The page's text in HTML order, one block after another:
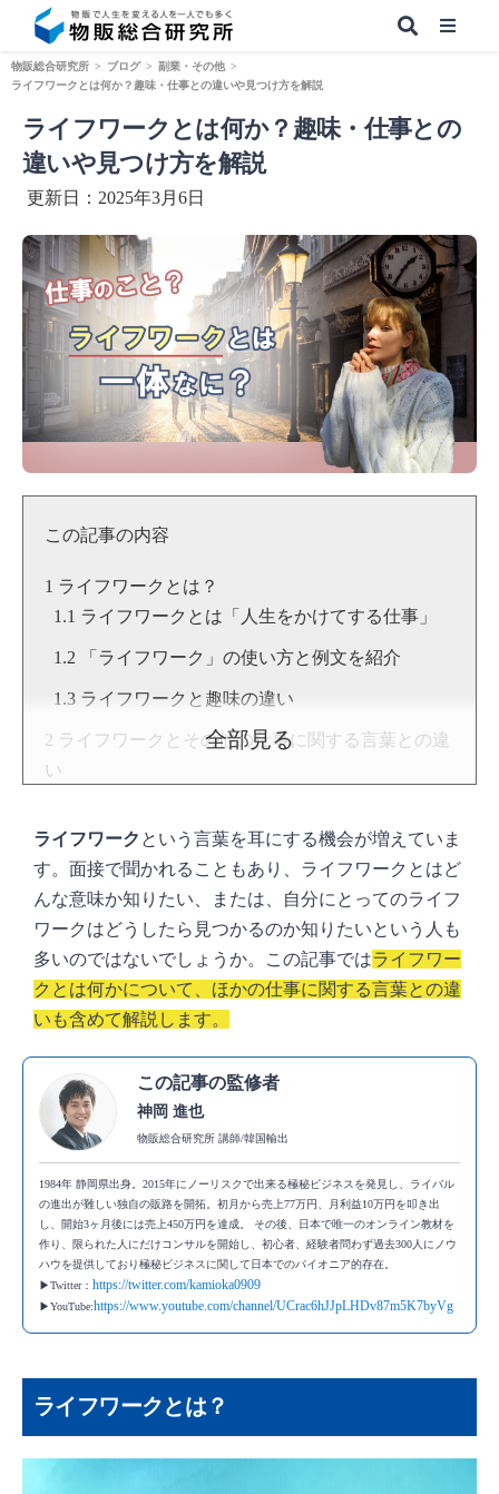
【無料】副業&本業 物販ノウハウ
物販総合研究所 > ブログ > 副業・その他 >
ライフワークとは何か？趣味・仕事との違いや見つけ方を解説
ライフワークとは何か？趣味・仕事との
違いや見つけ方を解説
更新日：2025年3月6日
この記事の内容
ライフワークとは？
ライフワークとは「人生をかけてする仕事」
「ライフワーク」の使い方と例文を紹介
ライフワークと趣味の違い
ライフワークとその他の仕事に関する言葉との違
い
ライクワーク
ライトワーク
ライフワークバランス
ライフワークが注目される背景
ライフワークの見付け方
誰かにやってあげたいことを想像してみる
心から楽しかったことは何だったか思い出し
てみる
「自分には無理」「失敗する」と諦めている
ことを思い出してみる
死ぬ前にやっておきたいことを考えてみる
趣味や興味のあることを本業にできないか考
えてみる
見しよう
全部見る
ライフワーク という言葉を耳にする機会が増えていま
す。面接で聞かれることもあり、ライフワークとはど
んな意味か知りたい、または、自分にとってのライフ
ワークはどうしたら見つかるのか知りたいという人も
多いのではないでしょうか。この記事ではライフワー
クとは何かについて、ほかの仕事に関する言葉との違
いも含めて解説します。
この記事の監修者
神岡 進也
物販総合研究所 講師/韓国輸出
1984年 静岡県出身。2015年にノーリスクで出来る極秘ビジネスを発見し、ライバル
の進出が難しい独自の販路を開拓。初月から売上77万円、月利益10万円を叩き出
し、開始3ヶ月後には売上450万円を達成。 その後、日本で唯一のオンライン教材を
作り、限られた人にだけコンサルを開始し、初心者、経験者問わず過去300人にノウ
ハウを提供しており極秘ビジネスに関して日本でのパイオニア的存在。
▶Twitter： https://twitter.com/kamioka0909
▶YouTube:https://www.youtube.com/channel/UCrac6hJJpLHDv87m5K7byVg
ライフワークとは？